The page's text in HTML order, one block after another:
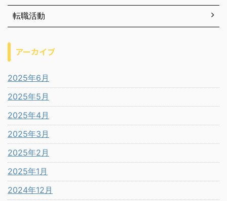
転職活動
アーカイブ
2025年6月
2025年5月
2025年4月
2025年3月
2025年2月
2025年1月
2024年12月